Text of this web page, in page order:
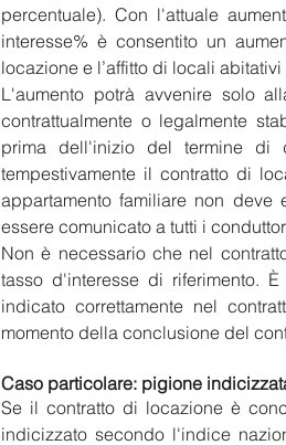
percentuale). Con l'attuale
interesse% è consentito un
locazione e l’affitto di locali
L'aumento potrà avvenire solo
contrattualmente o legalmente
prima dell'inizio del termine di
tempestivamente il contratto di
appartamento familiare non deve
essere comunicato a tutti i
Non è necessario che nel
tasso d'interesse di riferimento.
indicato correttamente nel
momento della conclusione del
Caso particolare: pigione
Se il contratto di locazione è
indicizzato secondo l'indice